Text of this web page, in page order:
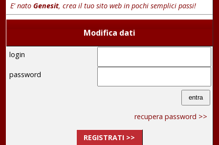
E' nato Genesit, crea il tuo sito web in pochi semplici passi!
Modifica dati
login
password
recupera password >>
REGISTRATI >>